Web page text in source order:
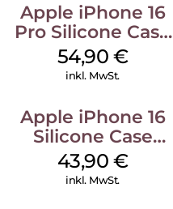
Apple iPhone 16
Pro Silicone Case
MagSafe Black
54,90 €
inkl. MwSt.
Apple iPhone 16
Silicone Case
MagSafe Plum
43,90 €
inkl. MwSt.